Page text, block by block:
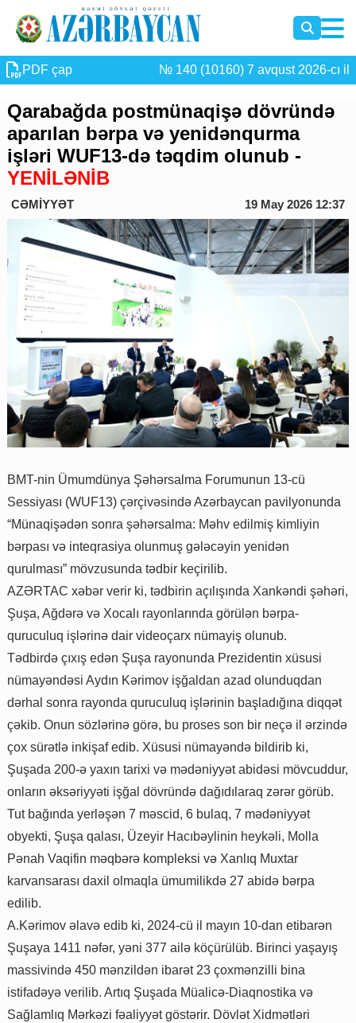
PDF çap № 140 (10160) 7 avqust 2026-cı il
Qarabağda postmünaqişə dövründə
aparılan bərpa və yenidənqurma
işləri WUF13-də təqdim olunub -
YENİLƏNİB
CƏMİYYƏT 19 May 2026 12:37
BMT-nin Ümumdünya Şəhərsalma Forumunun 13-cü
Sessiyası (WUF13) çərçivəsində Azərbaycan pavilyonunda
“Münaqişədən sonra şəhərsalma: Məhv edilmiş kimliyin
bərpası və inteqrasiya olunmuş gələcəyin yenidən
qurulması” mövzusunda tədbir keçirilib.
AZƏRTAC xəbər verir ki, tədbirin açılışında Xankəndi şəhəri,
Şuşa, Ağdərə və Xocalı rayonlarında görülən bərpa-
quruculuq işlərinə dair videoçarx nümayiş olunub.
Tədbirdə çıxış edən Şuşa rayonunda Prezidentin xüsusi
nümayəndəsi Aydın Kərimov işğaldan azad olunduqdan
dərhal sonra rayonda quruculuq işlərinin başladığına diqqət
çəkib. Onun sözlərinə görə, bu proses son bir neçə il ərzində
çox sürətlə inkişaf edib. Xüsusi nümayəndə bildirib ki,
Şuşada 200-ə yaxın tarixi və mədəniyyət abidəsi mövcuddur,
onların əksəriyyəti işğal dövründə dağıdılaraq zərər görüb.
Tut bağında yerləşən 7 məscid, 6 bulaq, 7 mədəniyyət
obyekti, Şuşa qalası, Üzeyir Hacıbəylinin heykəli, Molla
Pənah Vaqifin məqbərə kompleksi və Xanlıq Muxtar
karvansarası daxil olmaqla ümumilikdə 27 abidə bərpa
edilib.
A.Kərimov əlavə edib ki, 2024-cü il mayın 10-dan etibarən
Şuşaya 1411 nəfər, yəni 377 ailə köçürülüb. Birinci yaşayış
massivində 450 mənzildən ibarət 23 çoxmənzilli bina
istifadəyə verilib. Artıq Şuşada Müalicə-Diaqnostika və
Sağlamlıq Mərkəzi fəaliyyət göstərir. Dövlət Xidmətləri